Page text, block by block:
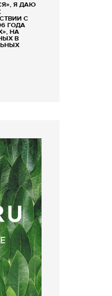
Я ДАЮ
С
ГОДА
НА
В